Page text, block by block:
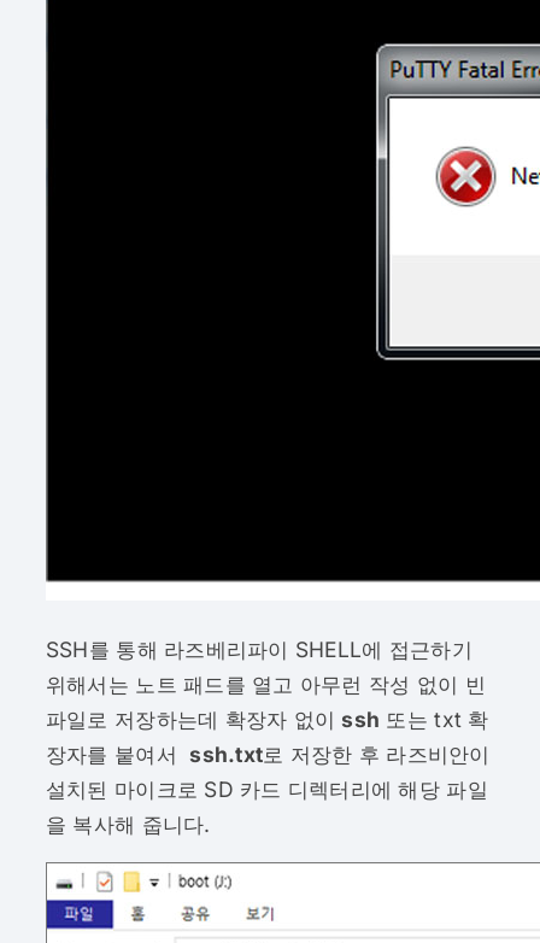
SSH를 통해 라즈베리파이 SHELL에 접근하기
위해서는 노트 패드를 열고 아무런 작성 없이 빈
파일로 저장하는데 확장자 없이ssh 또는 txt 확
장자를 붙여서ssh.txt로 저장한 후 라즈비안이
설치된 마이크로 SD 카드 디렉터리에 해당 파일
을 복사해 줍니다.